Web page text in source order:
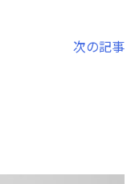
次の記事